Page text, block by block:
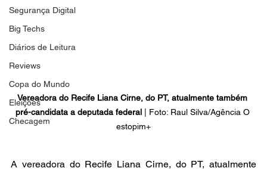
Segurança Digital
Big Techs
Diários de Leitura
Reviews
Copa do Mundo
Eleições
Checagem
Vereadora do Recife Liana Cirne, do PT, atualmente também
pré-candidata a deputada federal | Foto: Raul Silva/Agência O
estopim+
A vereadora do Recife Liana Cirne, do PT, atualmente